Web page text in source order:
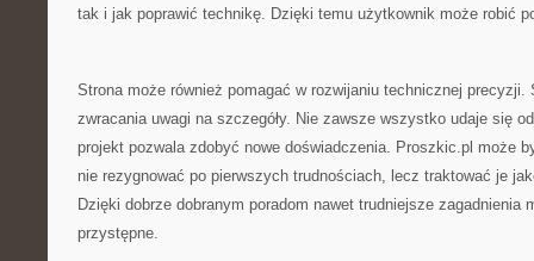
tak i jak poprawić technikę. Dzięki temu użytkownik może robić
Strona może również pomagać w rozwijaniu technicznej
zwracania uwagi na szczegóły. Nie zawsze wszystko udaje się
projekt pozwala zdobyć nowe doświadczenia. Proszkic.pl może
nie rezygnować po pierwszych trudnościach, lecz traktować je
Dzięki dobrze dobranym poradom nawet trudniejsze zagadnienia
przystępne.